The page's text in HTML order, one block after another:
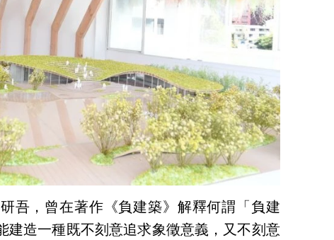
吾，曾在著作《負建築》解釋何謂「負建
建造一種既不刻意追求象徵意義，又不刻意